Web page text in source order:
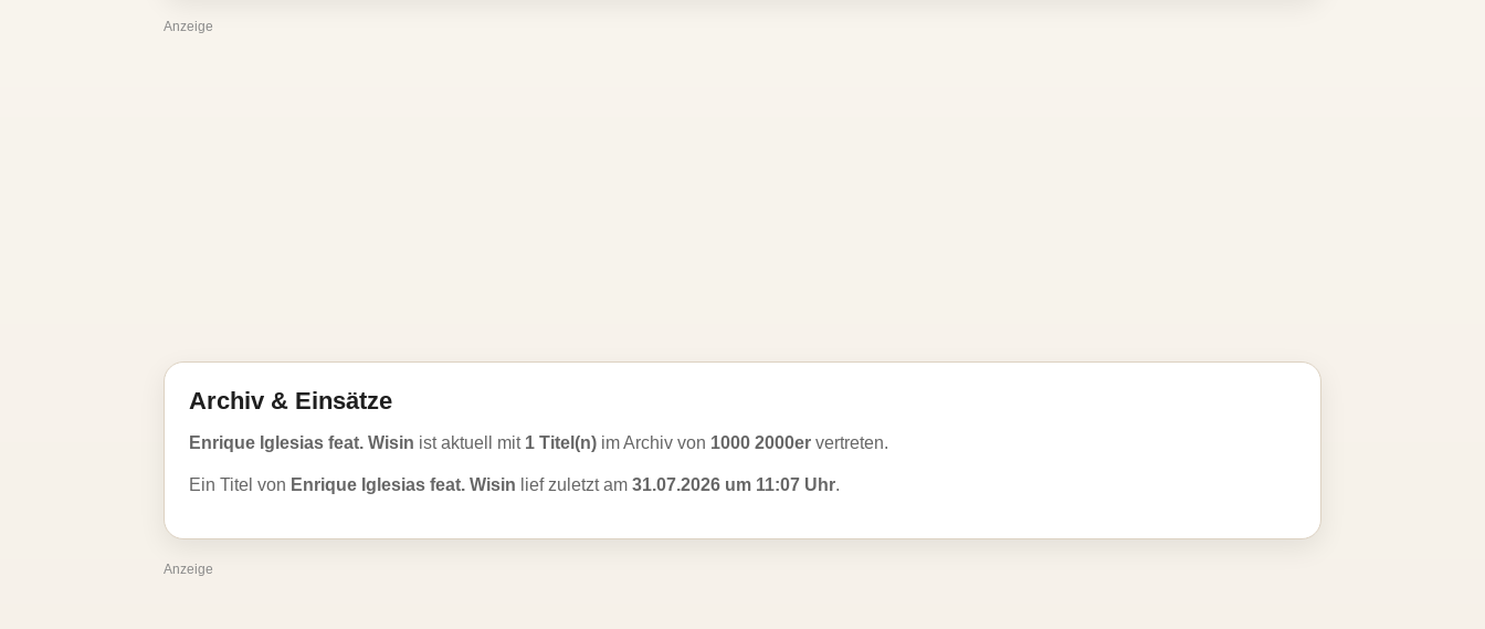
Anzeige
Archiv & Einsätze
Enrique Iglesias feat. Wisin ist aktuell mit 1 Titel(n) im Archiv von 1000 2000er vertreten.
Ein Titel von Enrique Iglesias feat. Wisin lief zuletzt am 31.07.2026 um 11:07 Uhr.
Anzeige